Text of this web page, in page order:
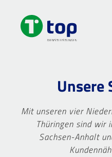
Unsere
Mit unseren vier
Thüringen sind wir
Sachsen-Anhalt